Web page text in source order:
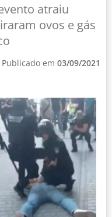
atraiu
ovos e gás
Publicado em 03/09/2021